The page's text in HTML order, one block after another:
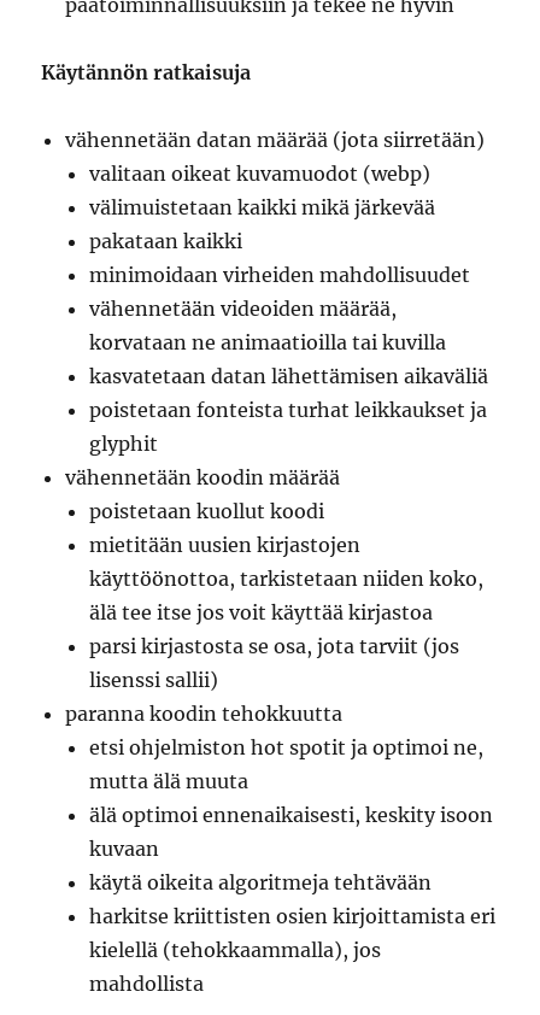
päätoiminnallisuuksiin ja tekee ne hyvin
Käytännön ratkaisuja
vähennetään datan määrää (jota siirretään)
valitaan oikeat kuvamuodot (webp)
välimuistetaan kaikki mikä järkevää
pakataan kaikki
minimoidaan virheiden mahdollisuudet
vähennetään videoiden määrää,
korvataan ne animaatioilla tai kuvilla
kasvatetaan datan lähettämisen aikaväliä
poistetaan fonteista turhat leikkaukset ja
glyphit
vähennetään koodin määrää
poistetaan kuollut koodi
mietitään uusien kirjastojen
käyttöönottoa, tarkistetaan niiden koko,
älä tee itse jos voit käyttää kirjastoa
parsi kirjastosta se osa, jota tarviit (jos
lisenssi sallii)
paranna koodin tehokkuutta
etsi ohjelmiston hot spotit ja optimoi ne,
mutta älä muuta
älä optimoi ennenaikaisesti, keskity isoon
kuvaan
käytä oikeita algoritmeja tehtävään
harkitse kriittisten osien kirjoittamista eri
kielellä (tehokkaammalla), jos
mahdollista